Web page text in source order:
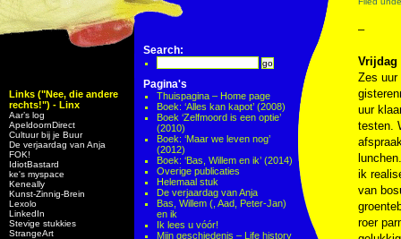
Links ("Nee, die andere
rechts!") - Linx
Aar’s log
ApeldoornDirect
Cultuur bij je Buur
De verjaardag van Anja
FOK!
IdiotBastard
ke's myspace
Keneally
Kunst-Zinnig-Brein
Lexolo
LinkedIn
Stevige stukkies
StrangeArt
Search:
Pagina's
Thuispagina – Home page
Boek: ‘Alles kan kapot’ (2008)
Boek ‘Zelfmoord is een optie’
(2010)
Boek: ‘Maar we leven nog’
(2012)
Boek: ‘Bas, Willem en ik’ (2014)
Overige publicaties
Helemaal stuk
De verjaardag van Anja
Bas, Willem (, Aad, Peter-Jan)
en ik
Ik lees u vóór!
Mijn geschiedenis – Life history
–
Vrijdag
Zes uur
uur
testen.
ik
van
roer